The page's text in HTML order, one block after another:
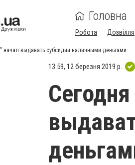
Головна
Робота Дозвілля
начал выдавать субсидии наличными деньгами
13:59, 12 березня 2019 р.